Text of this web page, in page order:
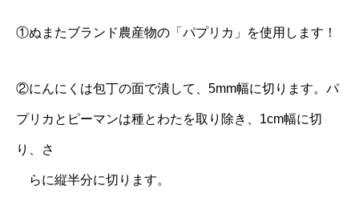
①ぬまたブランド農産物の「パプリカ」を使用します！
②にんにくは包丁の面で潰して、5mm幅に切ります。パ
プリカとピーマンは種とわたを取り除き、1cm幅に切
り、さ
らに縦半分に切ります。